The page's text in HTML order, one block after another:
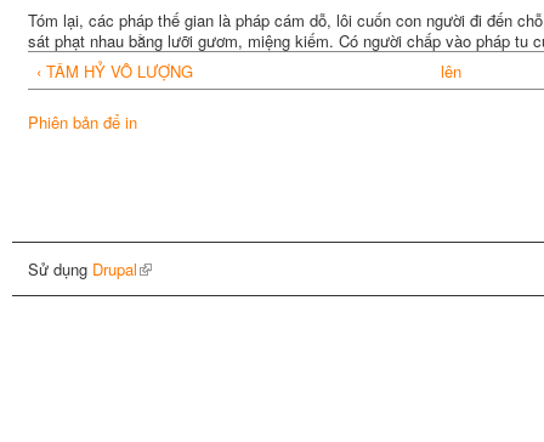
Tóm lại, các pháp thế gian là pháp cám dỗ, lôi cuốn con người đi đến
sát phạt nhau bằng lưỡi gươm, miệng kiếm. Có người chấp vào pháp tu
‹ TÂM HỶ VÔ LƯỢNG
lên
Phiên bản để in
Sử dụng Drupal